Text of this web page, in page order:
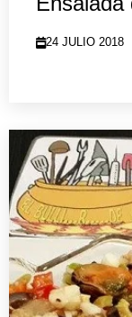
24 JULIO 2018